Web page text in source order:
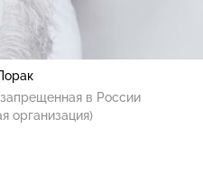
в России
организация)